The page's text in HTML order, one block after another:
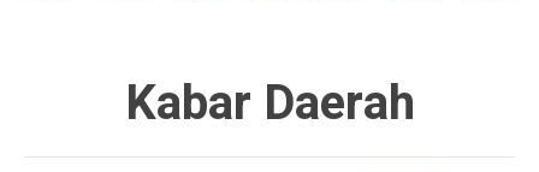
Kabar Daerah